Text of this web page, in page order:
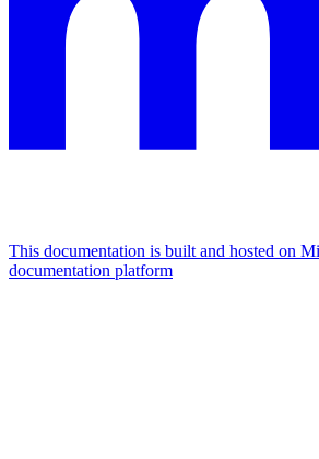
This documentation is built and hosted on
documentation platform